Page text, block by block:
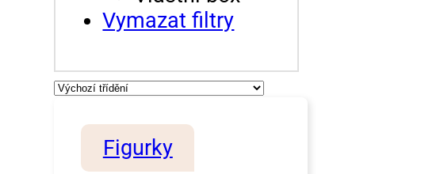
Vymazat filtry
Figurky